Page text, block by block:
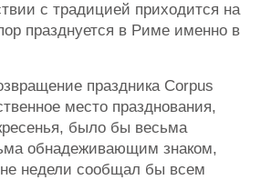
с традицией приходится на
празднуется в Риме именно в
праздника Corpus
место празднования,
было бы весьма
обнадеживающим знаком,
недели сообщал бы всем